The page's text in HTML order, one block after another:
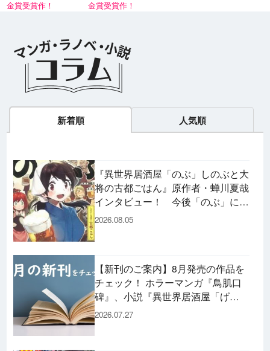
魔法少女育成計
画
『魔法少女育成計画
restart』放送決定！
紙で復刊！
【試し読み】異
世界でも鍵屋さ
好評発売中！
（
金賞受賞作！
金賞受賞作！
新着順 人気順
『異世界居酒屋「のぶ」しのぶと大
将の古都ごはん』原作者・蝉川夏哉
インタビュー！ 今後「のぶ」に登
場するメニューは……!?
2026.08.05
【新刊のご案内】8月発売の作品を
チェック！ ホラーマンガ『鳥肌口
碑』、小説『異世界居酒屋「げ
ん」』、文庫『カエル男 完結編』
などずらり！
2026.07.27